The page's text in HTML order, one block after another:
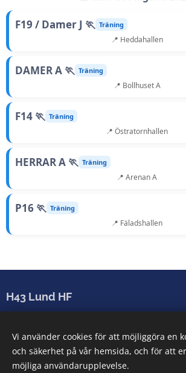
F19 / Damer J 🏃 Träning
📍 Heddahallen
DAMER A 🏃 Träning
📍 Bollhuset A
F14 🏃 Träning
📍 Östratornhallen
HERRAR A 🏃 Träning
📍 Arenan A
P16 🏃 Träning
📍 Fäladshallen
H43 Lund HF
Arenatorget 2-6, 222 28 Lund
info@h43lund.se
Vi använder cookies för att möjliggöra en
och säkerhet på vår hemsida, och för att
möjliga användarupplevelse.